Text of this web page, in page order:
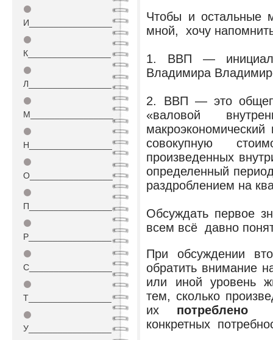
⚫
И_________________
⚫
К_________________
⚫
Л_________________
⚫
М_________________
⚫
Н_________________
⚫
О_________________
⚫
П_________________
⚫
Р_________________
⚫
С_________________
⚫
Т_________________
⚫
У_________________
Чтобы и остальные
мной, хочу
1. ВВП —
Владимира
2. ВВП — это
«валовой
совокупную
произведенных
определенный
раздроблением на
Обсуждать первое
всем всё давно
При обсуждении
обратить внимание
или иной уровень
тем, сколько
их потреблено
конкретных